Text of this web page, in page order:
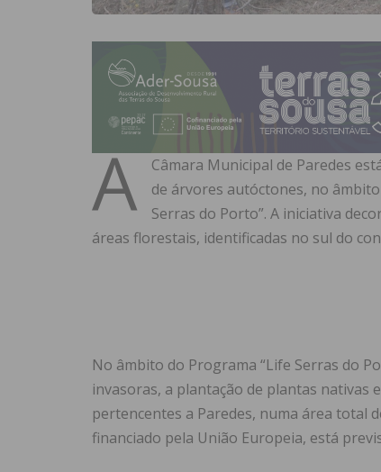
A
Câmara Municipal de Paredes
de árvores autóctones, no
Serras do Porto”. A iniciativa
áreas florestais, identificadas no sul do
No âmbito do Programa “Life Serras do
invasoras, a plantação de plantas
pertencentes a Paredes, numa área total
financiado pela União Europeia, está